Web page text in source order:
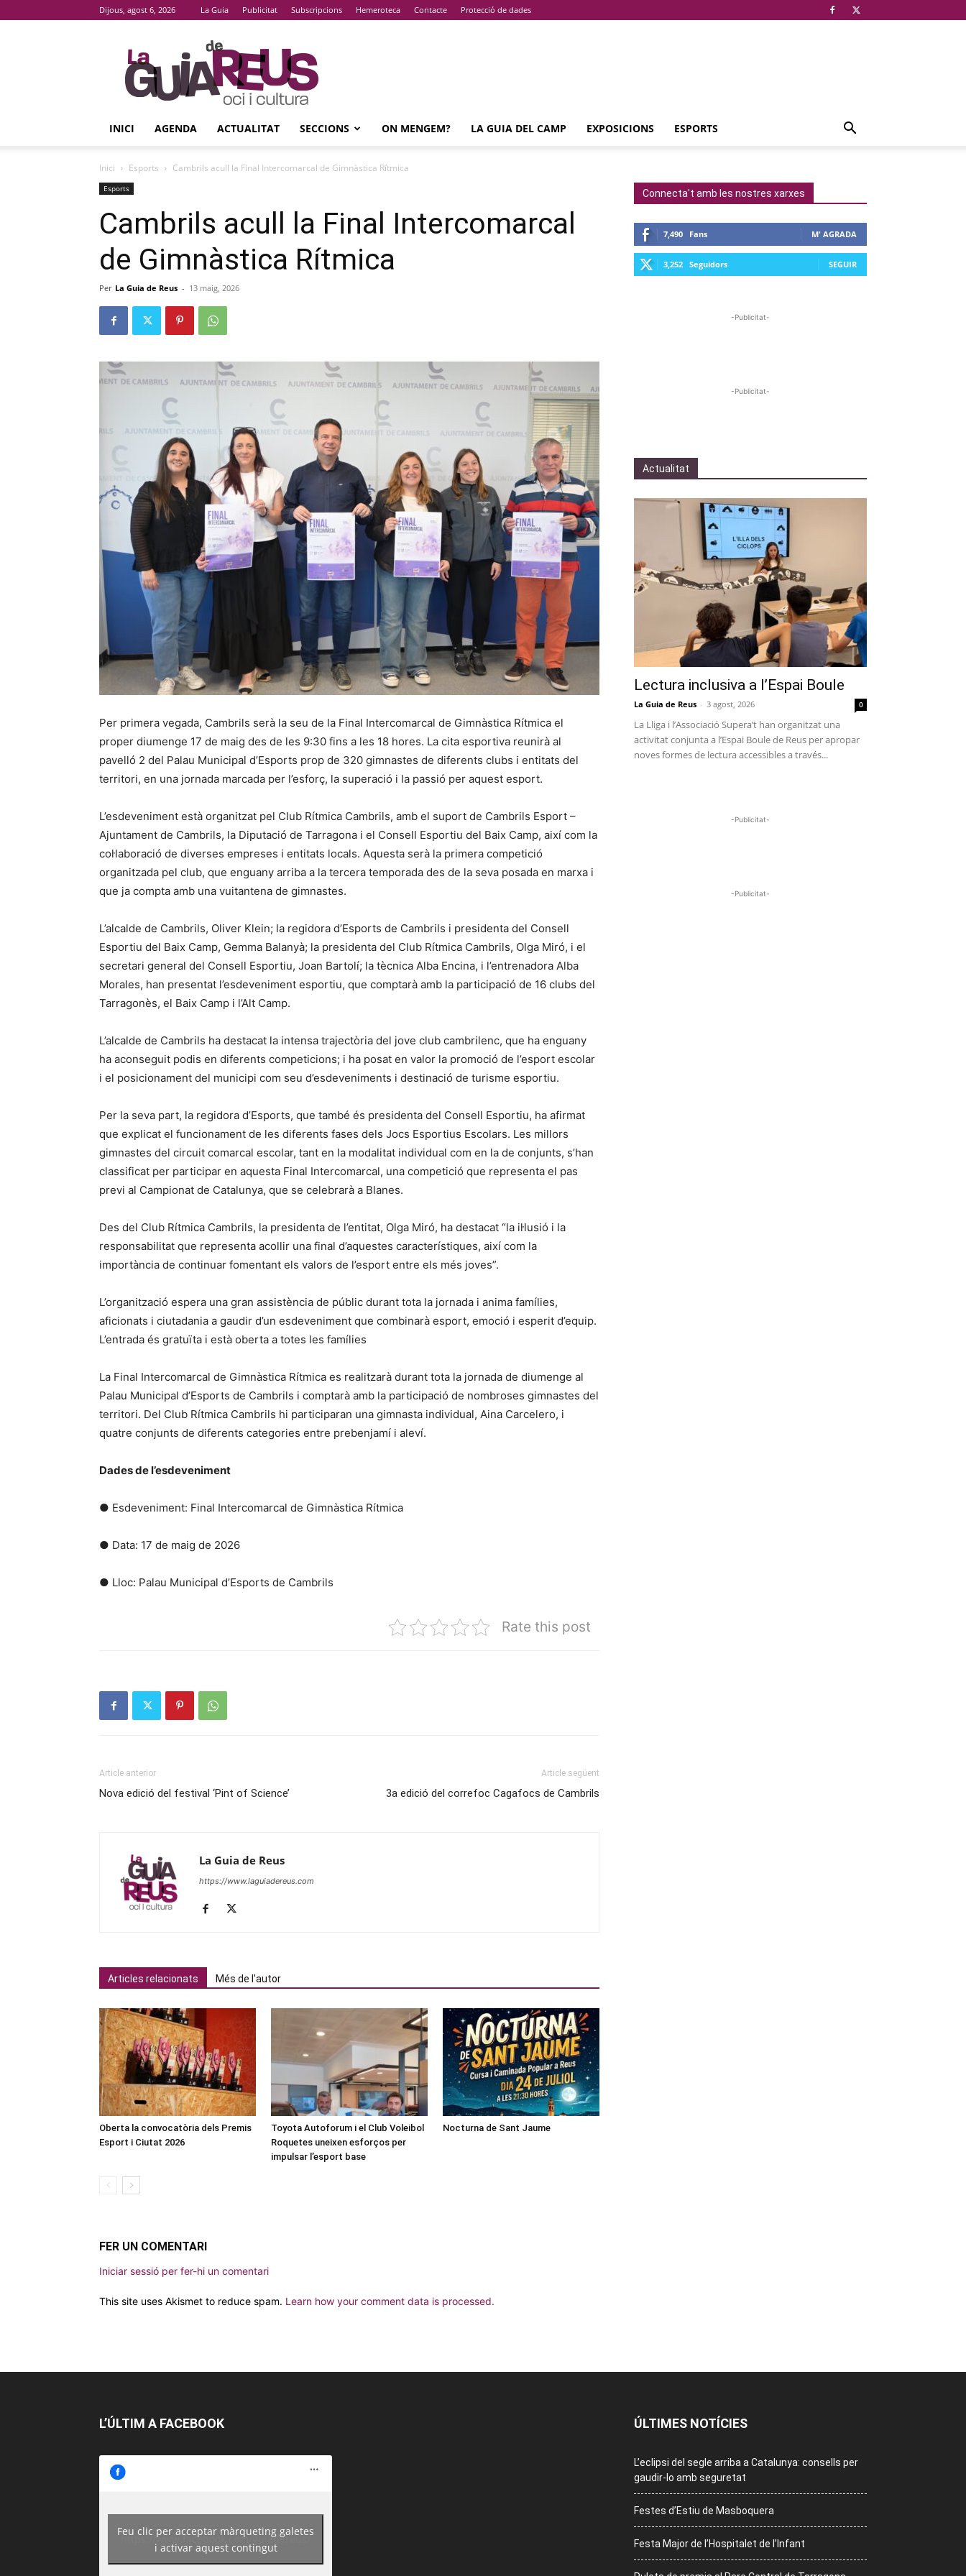
Dijous, agost 6, 2026 La Guia Publicitat Subscripcions Hemeroteca Contacte Protecció de dades
La
Guia
De
Reus
INICI AGENDA ACTUALITAT SECCIONS ON MENGEM? LA GUIA DEL CAMP EXPOSICIONS ESPORTS
Inici Esports Cambrils acull la Final Intercomarcal de Gimnàstica Rítmica
Esports
Cambrils acull la Final Intercomarcal
de Gimnàstica Rítmica
Per La Guia de Reus - 13 maig, 2026
Per primera vegada, Cambrils serà la seu de la Final Intercomarcal de Gimnàstica Rítmica el
proper diumenge 17 de maig des de les 9:30 fins a les 18 hores. La cita esportiva reunirà al
pavelló 2 del Palau Municipal d’Esports prop de 320 gimnastes de diferents clubs i entitats del
territori, en una jornada marcada per l’esforç, la superació i la passió per aquest esport.
L’esdeveniment està organitzat pel Club Rítmica Cambrils, amb el suport de Cambrils Esport –
Ajuntament de Cambrils, la Diputació de Tarragona i el Consell Esportiu del Baix Camp, així com la
col·laboració de diverses empreses i entitats locals. Aquesta serà la primera competició
organitzada pel club, que enguany arriba a la tercera temporada des de la seva posada en marxa i
que ja compta amb una vuitantena de gimnastes.
L’alcalde de Cambrils, Oliver Klein; la regidora d’Esports de Cambrils i presidenta del Consell
Esportiu del Baix Camp, Gemma Balanyà; la presidenta del Club Rítmica Cambrils, Olga Miró, i el
secretari general del Consell Esportiu, Joan Bartolí; la tècnica Alba Encina, i l’entrenadora Alba
Morales, han presentat l’esdeveniment esportiu, que comptarà amb la participació de 16 clubs del
Tarragonès, el Baix Camp i l’Alt Camp.
L’alcalde de Cambrils ha destacat la intensa trajectòria del jove club cambrilenc, que ha enguany
ha aconseguit podis en diferents competicions; i ha posat en valor la promoció de l’esport escolar
i el posicionament del municipi com seu d’esdeveniments i destinació de turisme esportiu.
Per la seva part, la regidora d’Esports, que també és presidenta del Consell Esportiu, ha afirmat
que explicat el funcionament de les diferents fases dels Jocs Esportius Escolars. Les millors
gimnastes del circuit comarcal escolar, tant en la modalitat individual com en la de conjunts, s’han
classificat per participar en aquesta Final Intercomarcal, una competició que representa el pas
previ al Campionat de Catalunya, que se celebrarà a Blanes.
Des del Club Rítmica Cambrils, la presidenta de l’entitat, Olga Miró, ha destacat “la il·lusió i la
responsabilitat que representa acollir una final d’aquestes característiques, així com la
importància de continuar fomentant els valors de l’esport entre els més joves”.
L’organització espera una gran assistència de públic durant tota la jornada i anima famílies,
aficionats i ciutadania a gaudir d’un esdeveniment que combinarà esport, emoció i esperit d’equip.
L’entrada és gratuïta i està oberta a totes les famílies
La Final Intercomarcal de Gimnàstica Rítmica es realitzarà durant tota la jornada de diumenge al
Palau Municipal d’Esports de Cambrils i comptarà amb la participació de nombroses gimnastes del
territori. Del Club Rítmica Cambrils hi participaran una gimnasta individual, Aina Carcelero, i
quatre conjunts de diferents categories entre prebenjamí i aleví.
Dades de l’esdeveniment
● Esdeveniment: Final Intercomarcal de Gimnàstica Rítmica
● Data: 17 de maig de 2026
● Lloc: Palau Municipal d’Esports de Cambrils
Rate this post
Article anterior
Nova edició del festival ‘Pint of Science’
Article següent
3a edició del correfoc Cagafocs de Cambrils
La Guia de Reus
https://www.laguiadereus.com
Articles relacionats Més de l'autor
Oberta la convocatòria dels Premis
Esport i Ciutat 2026
Toyota Autoforum i el Club Voleibol
Roquetes uneixen esforços per
impulsar l’esport base
Nocturna de Sant Jaume
FER UN COMENTARI
Iniciar sessió per fer-hi un comentari
This site uses Akismet to reduce spam. Learn how your comment data is processed.
Connecta't amb les nostres xarxes
7,490 Fans M' AGRADA
3,252 Seguidors SEGUIR
-Publicitat-
-Publicitat-
Actualitat
Lectura inclusiva a l’Espai Boule
La Guia de Reus - 3 agost, 2026 0
La Lliga i l’Associació Supera’t han organitzat una
activitat conjunta a l’Espai Boule de Reus per apropar
noves formes de lectura accessibles a través...
-Publicitat-
-Publicitat-
L’ÚLTIM A FACEBOOK
https://www.facebook.com/guiadereus/
Feu clic per acceptar màrqueting galetes
i activar aquest contingut
ÚLTIMES NOTÍCIES
L’eclipsi del segle arriba a Catalunya: consells per
gaudir-lo amb seguretat
Festes d’Estiu de Masboquera
Festa Major de l’Hospitalet de l’Infant